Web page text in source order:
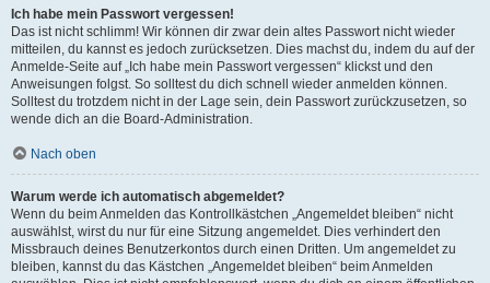
Ich habe mein Passwort vergessen!
Das ist nicht schlimm! Wir können dir zwar dein altes Passwort nicht wieder
mitteilen, du kannst es jedoch zurücksetzen. Dies machst du, indem du auf der
Anmelde-Seite auf „Ich habe mein Passwort vergessen“ klickst und den
Anweisungen folgst. So solltest du dich schnell wieder anmelden können.
Solltest du trotzdem nicht in der Lage sein, dein Passwort zurückzusetzen, so
wende dich an die Board-Administration.
Nach oben
Warum werde ich automatisch abgemeldet?
Wenn du beim Anmelden das Kontrollkästchen „Angemeldet bleiben“ nicht
auswählst, wirst du nur für eine Sitzung angemeldet. Dies verhindert den
Missbrauch deines Benutzerkontos durch einen Dritten. Um angemeldet zu
bleiben, kannst du das Kästchen „Angemeldet bleiben“ beim Anmelden